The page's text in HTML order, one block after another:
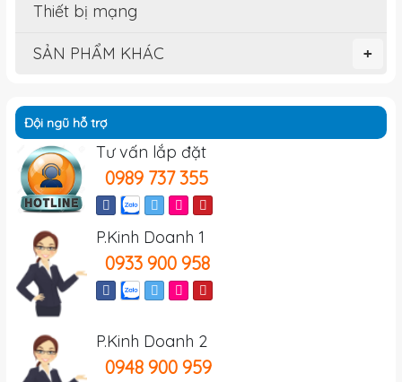
Thiết bị mạng
+
SẢN PHẨM KHÁC
Đội ngũ hỗ trợ
Tư vấn lắp đặt
0989 737 355
P.Kinh Doanh 1
0933 900 958
P.Kinh Doanh 2
0948 900 959